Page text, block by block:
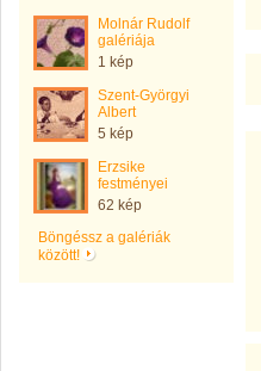
Molnár Rudolf
galériája
1 kép
Szent-Györgyi
Albert
5 kép
Erzsike
festményei
62 kép
Böngéssz a galériák
között!